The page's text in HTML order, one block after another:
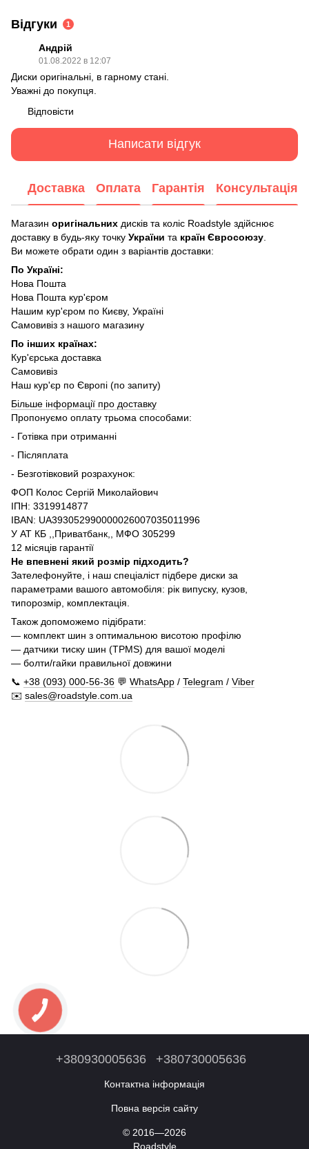
Відгуки 1
Андрій
01.08.2022 в 12:07
Диски оригінальні, в гарному стані.
Уважні до покупця.
Відповісти
Написати відгук
Доставка Оплата Гарантія Консультація
Магазин оригінальних дисків та коліс Roadstyle здійснює
доставку в будь-яку точку України та країн Євросоюзу
Ви можете обрати один з варіантів доставки:
По Україні:
Нова Пошта
Нова Пошта кур'єром
Нашим кур'єром по Києву, Україні
Самовивіз з нашого магазину
По інших країнах:
Кур'єрська доставка
Самовивіз
Наш кур'єр по Європі (по запиту)
Більше інформації про доставку
Пропонуємо оплату трьома способами:
- Готівка при отриманні
- Післяплата
- Безготівковий розрахунок:
ФОП Колос Сергій Миколайович
ІПН: 3319914877
IBAN: UA393052990000026007035011996
У АТ КБ ,,Приватбанк,, МФО 305299
12 місяців гарантії
Не впевнені який розмір підходить?
Зателефонуйте, і наш спеціаліст підбере диски за
параметрами вашого автомобіля: рік випуску, кузов,
типорозмір, комплектація.
Також допоможемо підібрати:
— комплект шин з оптимальною висотою профілю
— датчики тиску шин (TPMS) для вашої моделі
— болти/гайки правильної довжини
📞 +38 (093) 000-56-36 💬 WhatsApp / Telegram / Viber
✉️ sales@roadstyle.com.ua
+380930005636 +380730005636
Контактна інформація
Повна версія сайту
© 2016—2026
Roadstyle